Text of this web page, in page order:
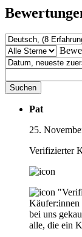
Suchen
Pat
25.
Verifizierter
Käufer:innen
bei uns
alle, die ein